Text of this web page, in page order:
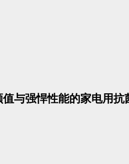
与强悍性能的家电用抗